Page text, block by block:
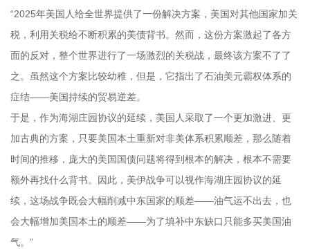
“2025年美国人给全世界提供了一份解决方案，美国对其他国家加关
税，利用关税给不断积累的美债背书。然而，这份方案激起了各方
面的反对，整个世界进行了一场激烈的关税战，最终该方案不了了
之。虽然这个方案比较幼稚，但是，它指出了石油美元霸权体系的
症结——美国持续的贸易逆差。
于是，作为海湖庄园协议的延续，美国人采取了一个更加激进、更
加古典的方案，只要美国本土重新对非美体系积累顺差，那么随着
时间的推移，庞大的美国国债问题将得到根本的解决，根本不需要
额外再找什么背书。因此，美伊战争可以视作海湖庄园协议的延
续，这场战争既会大幅削减中东国家的顺差——油气运不出去，也
会大幅增加美国本土的顺差——为了填补中东缺口只能多买美国油
气。”